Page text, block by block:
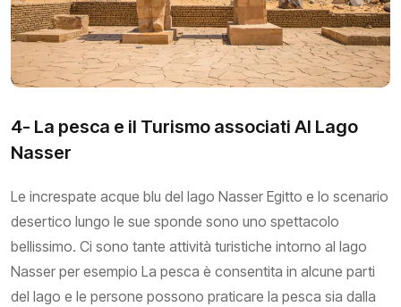
4- La pesca e il Turismo associati Al Lago
Nasser
Le increspate acque blu del lago Nasser Egitto e lo scenario
desertico lungo le sue sponde sono uno spettacolo
bellissimo. Ci sono tante attività turistiche intorno al lago
Nasser per esempio La pesca è consentita in alcune parti
del lago e le persone possono praticare la pesca sia dalla